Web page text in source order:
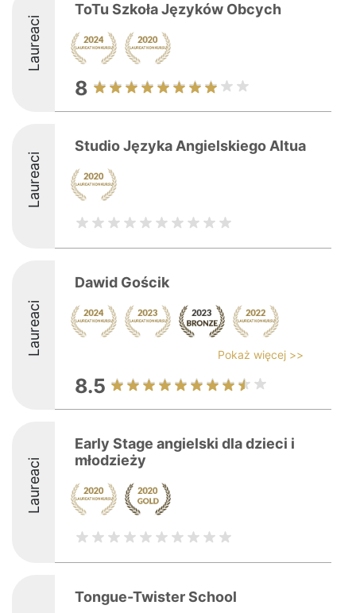
Laureaci
ToTu Szkoła Języków Obcych
8
Laureaci
Studio Języka Angielskiego Altua
Laureaci
Dawid Gościk
Pokaż więcej >>
8.5
Laureaci
Early Stage angielski dla dzieci i
młodzieży
Tongue-Twister School